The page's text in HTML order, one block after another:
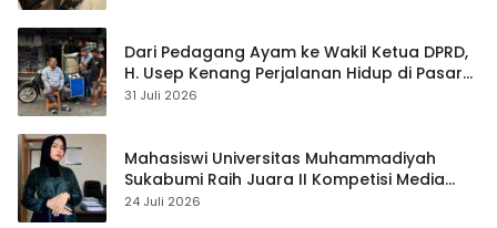
Dari Pedagang Ayam ke Wakil Ketua DPRD,
H. Usep Kenang Perjalanan Hidup di Pasar
Cisaat
31 Juli 2026
Mahasiswi Universitas Muhammadiyah
Sukabumi Raih Juara II Kompetisi Media
Pembelajaran Digital Tingkat Internasional
24 Juli 2026